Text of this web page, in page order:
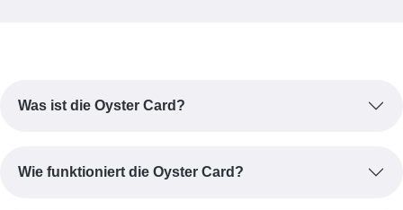
Was ist die Oyster Card?
Wie funktioniert die Oyster Card?